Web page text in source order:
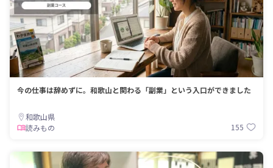
今の仕事は辞めずに。和歌山と関わる「副業」という入口ができました
和歌山県
読みもの
155